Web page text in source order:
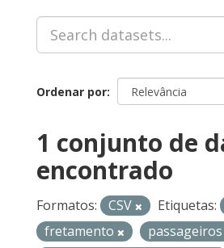
Ordenar por
1 conjunto de
encontrado
Formatos: CSV Etiquetas:
fretamento
passageiros